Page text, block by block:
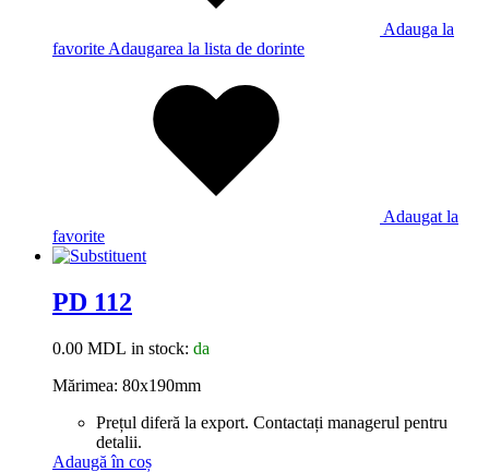
Adauga la
favorite Adaugarea la lista de dorinte
Adaugat la
favorite
PD 112
0.00 MDL in stock: da
Mărimea: 80x190mm
Prețul diferă la export. Contactați managerul pentru
detalii.
Adaugă în coș